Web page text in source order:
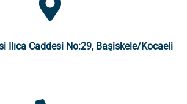
Ilıca Caddesi No:29, Başiskele/Kocaeli